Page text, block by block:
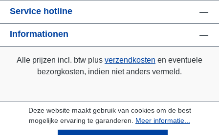
Service hotline
Informationen
Alle prijzen incl. btw plus verzendkosten en eventuele
bezorgkosten, indien niet anders vermeld.
Deze website maakt gebruik van cookies om de best
mogelijke ervaring te garanderen. Meer informatie...